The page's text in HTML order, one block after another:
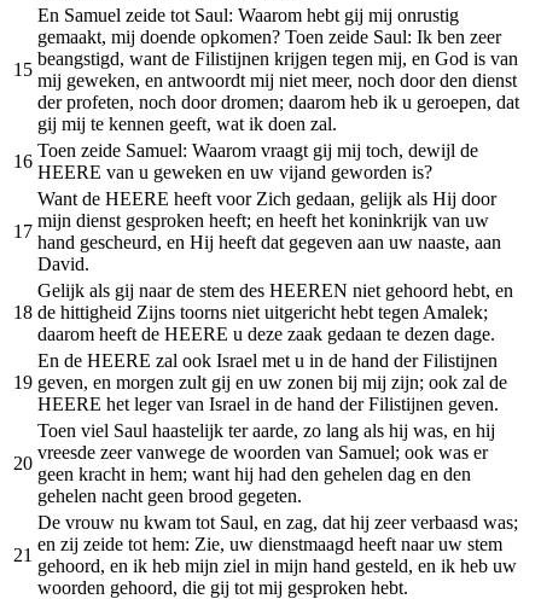
15
En Samuel zeide tot Saul: Waarom hebt gij mij onrustig
gemaakt, mij doende opkomen? Toen zeide Saul: Ik ben zeer
beangstigd, want de Filistijnen krijgen tegen mij, en God is van
mij geweken, en antwoordt mij niet meer, noch door den dienst
der profeten, noch door dromen; daarom heb ik u geroepen, dat
gij mij te kennen geeft, wat ik doen zal.
16
Toen zeide Samuel: Waarom vraagt gij mij toch, dewijl de
HEERE van u geweken en uw vijand geworden is?
17
Want de HEERE heeft voor Zich gedaan, gelijk als Hij door
mijn dienst gesproken heeft; en heeft het koninkrijk van uw
hand gescheurd, en Hij heeft dat gegeven aan uw naaste, aan
David.
18
Gelijk als gij naar de stem des HEEREN niet gehoord hebt, en
de hittigheid Zijns toorns niet uitgericht hebt tegen Amalek;
daarom heeft de HEERE u deze zaak gedaan te dezen dage.
19
En de HEERE zal ook Israel met u in de hand der Filistijnen
geven, en morgen zult gij en uw zonen bij mij zijn; ook zal de
HEERE het leger van Israel in de hand der Filistijnen geven.
20
Toen viel Saul haastelijk ter aarde, zo lang als hij was, en hij
vreesde zeer vanwege de woorden van Samuel; ook was er
geen kracht in hem; want hij had den gehelen dag en den
gehelen nacht geen brood gegeten.
21
De vrouw nu kwam tot Saul, en zag, dat hij zeer verbaasd was;
en zij zeide tot hem: Zie, uw dienstmaagd heeft naar uw stem
gehoord, en ik heb mijn ziel in mijn hand gesteld, en ik heb uw
woorden gehoord, die gij tot mij gesproken hebt.